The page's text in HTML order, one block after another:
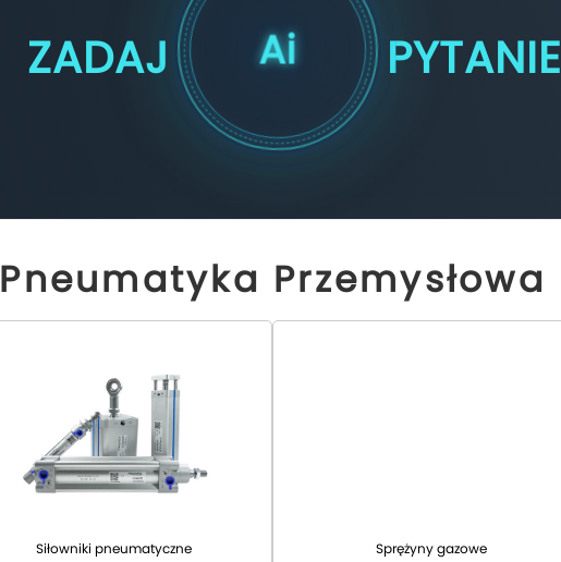
ZADAJ Ai PYTANIE
Pneumatyka Przemysłowa
Siłowniki pneumatyczne Sprężyny gazowe